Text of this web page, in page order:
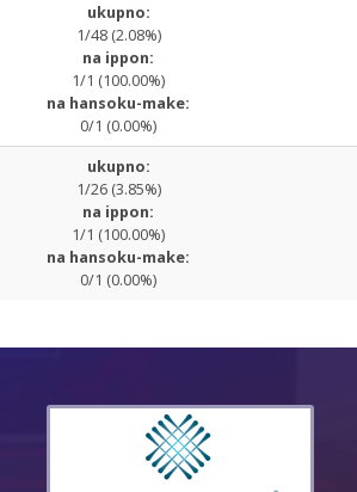
ukupno:
1/48 (2.08%)
na ippon:
1/1 (100.00%)
na hansoku-make:
0/1 (0.00%)
ukupno:
1/26 (3.85%)
na ippon:
1/1 (100.00%)
na hansoku-make:
0/1 (0.00%)